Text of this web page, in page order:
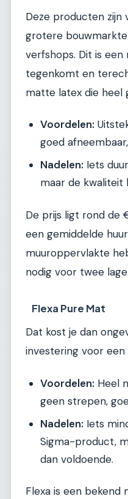
Deze producten zijn
grotere
verfshops. Dit is
tegenkomt en
matte latex die heel
Voordelen:
goed
Nadelen: Iets
maar de kwaliteit
De prijs ligt rond de
een gemiddelde
muuroppervlakte
nodig voor twee
Flexa Pure Mat
Dat kost je dan
investering voor
Voordelen: Heel
geen strepen,
Nadelen: Iets
Sigma-product,
dan voldoende.
Flexa is een bekend